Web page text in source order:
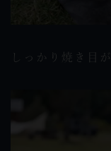
しっかり焼き目